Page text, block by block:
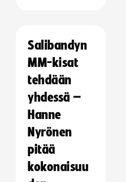
Salibandyn
MM-kisat
tehdään
yhdessä –
Hanne
Nyrönen
pitää
kokonaisuu